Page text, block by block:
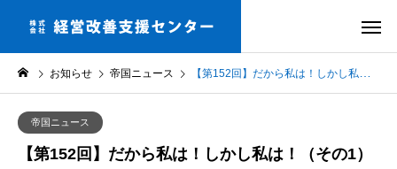
お知らせ 帝国ニュース 【第152回】だから私は！しかし私は！（その1）
帝国ニュース
【第152回】だから私は！しかし私は！（その1）